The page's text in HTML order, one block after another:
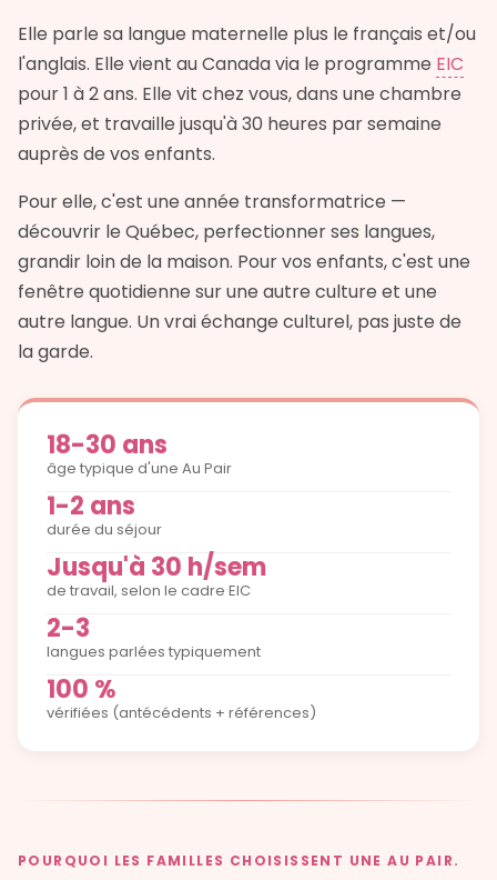
Elle parle sa langue maternelle plus le français et/ou
l'anglais. Elle vient au Canada via le programme EIC
pour 1 à 2 ans. Elle vit chez vous, dans une chambre
privée, et travaille jusqu'à 30 heures par semaine
auprès de vos enfants.
Pour elle, c'est une année transformatrice —
découvrir le Québec, perfectionner ses langues,
grandir loin de la maison. Pour vos enfants, c'est une
fenêtre quotidienne sur une autre culture et une
autre langue. Un vrai échange culturel, pas juste de
la garde.
18-30 ans
âge typique d'une Au Pair
1-2 ans
durée du séjour
Jusqu'à 30 h/sem
de travail, selon le cadre EIC
2-3
langues parlées typiquement
100 %
vérifiées (antécédents + références)
POURQUOI LES FAMILLES CHOISISSENT UNE AU PAIR.